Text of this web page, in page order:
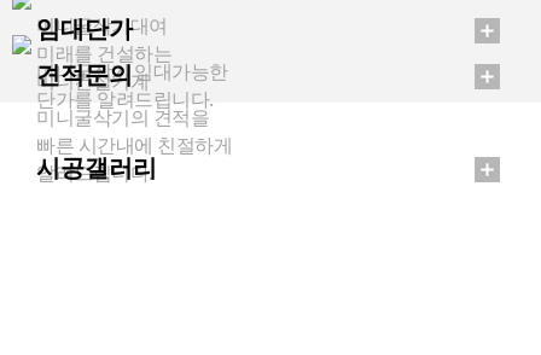
미니굴삭기대여
미래를 건설하는
미니건설기계
임대단가
미니굴삭기 임대가능한
단가를 알려드립니다.
견적문의
미니굴삭기의 견적을
빠른 시간내에 친절하게
알려드립니다.
시공갤러리